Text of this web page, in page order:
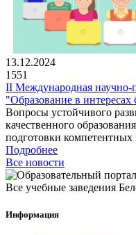
13.12.2024
1551
II Международная научно-
"Образование в интересах
Вопросы устойчивого
качественного
подготовки компетентных
Подробнее
Все новости
Все учебные заведения
Информация